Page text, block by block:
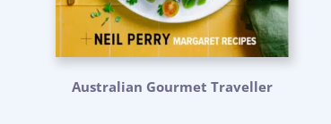
Australian Gourmet Traveller